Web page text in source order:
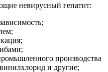
невирусный гепатит:
производства
и другие;